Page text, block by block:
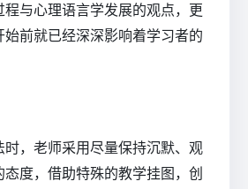
程与心理语言学发展的观点，更
始前就已经深深影响着学习者的
，老师采用尽量保持沉默、观
度，借助特殊的教学挂图，创